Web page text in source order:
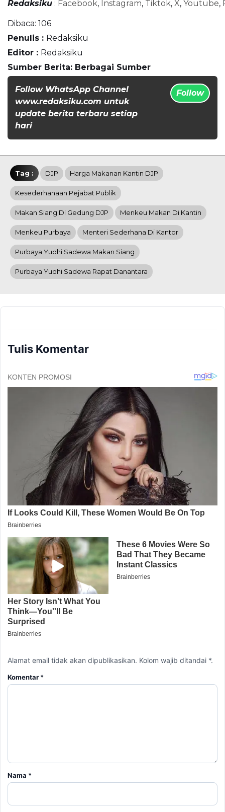
Redaksiku : Facebook, Instagram, Tiktok, X, Youtube,
Dibaca: 106
Penulis : Redaksiku
Editor : Redaksiku
Sumber Berita: Berbagai Sumber
Follow WhatsApp Channel
www.redaksiku.com untuk
update berita terbaru setiap
hari
Follow
Tag : DJP Harga Makanan Kantin DJP
Kesederhanaan Pejabat Publik
Makan Siang Di Gedung DJP Menkeu Makan Di Kantin
Menkeu Purbaya Menteri Sederhana Di Kantor
Purbaya Yudhi Sadewa Makan Siang
Purbaya Yudhi Sadewa Rapat Danantara
Tulis Komentar
Alamat email tidak akan dipublikasikan. Kolom wajib ditandai *.
Komentar *
Nama *